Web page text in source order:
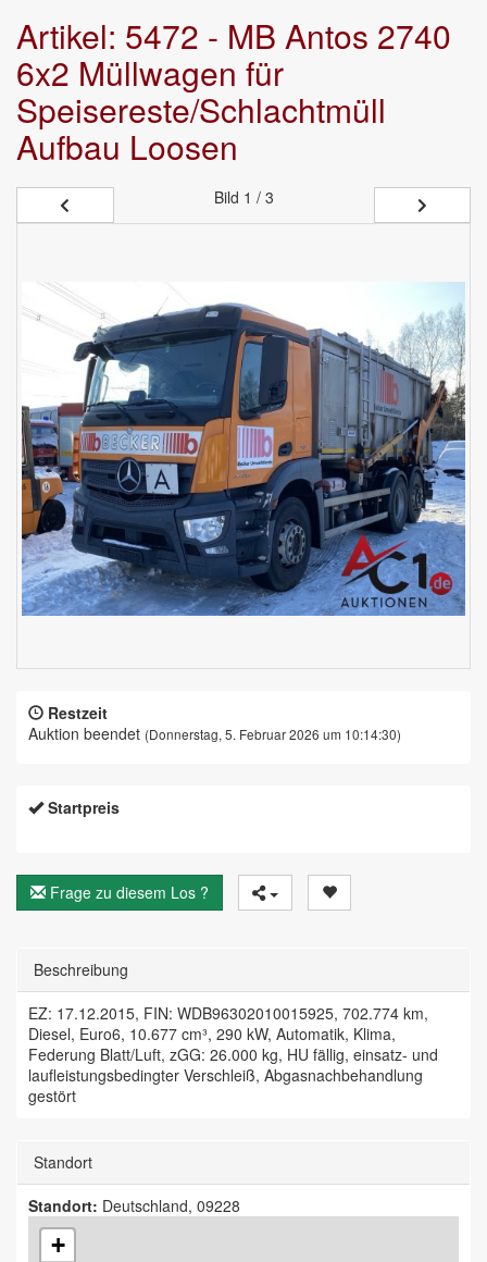
Artikel: 5472 - MB Antos 2740
6x2 Müllwagen für
Speisereste/Schlachtmüll
Aufbau Loosen
Bild 1 / 3
Restzeit
Auktion beendet (Donnerstag, 5. Februar 2026 um 10:14:30)
Startpreis
Frage zu diesem Los ?
Beschreibung
EZ: 17.12.2015, FIN: WDB96302010015925, 702.774 km,
Diesel, Euro6, 10.677 cm³, 290 kW, Automatik, Klima,
Federung Blatt/Luft, zGG: 26.000 kg, HU fällig, einsatz- und
laufleistungsbedingter Verschleiß, Abgasnachbehandlung
gestört
Standort
Standort: Deutschland, 09228
+